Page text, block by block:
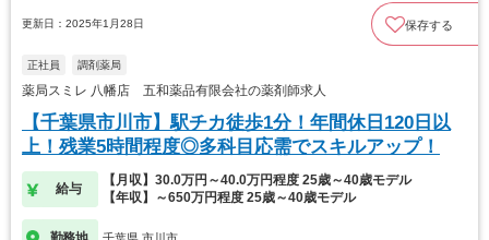
更新日：2025年1月28日 保存する
正社員 調剤薬局
薬局スミレ 八幡店 五和薬品有限会社の薬剤師求人
【千葉県市川市】駅チカ徒歩1分！年間休日120日以
上！残業5時間程度◎多科目応需でスキルアップ！
給与
【月収】30.0万円～40.0万円程度 25歳～40歳モデル
【年収】～650万円程度 25歳～40歳モデル